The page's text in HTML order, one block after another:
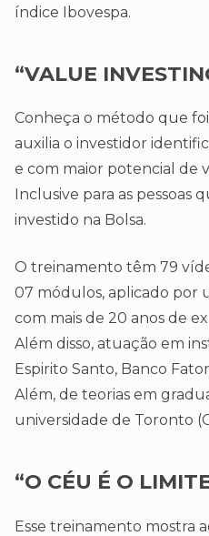
índice Ibovespa.
“VALUE
Conheça o método que
auxilia o investidor
e com maior potencial de
Inclusive para as pessoas
investido na Bolsa.
O treinamento têm 79
07 módulos, aplicado por
com mais de 20 anos de
Além disso, atuação em
Espirito Santo, Banco
Além, de teorias em
universidade de Toronto
“O CÉU É O
Esse treinamento mostra